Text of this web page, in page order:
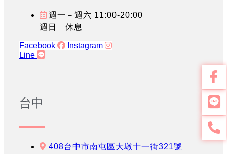
週一－週六 11:00-20:00
週日 休息
Facebook
Instagram
Line
台中
408台中市南屯區大墩十一街321號